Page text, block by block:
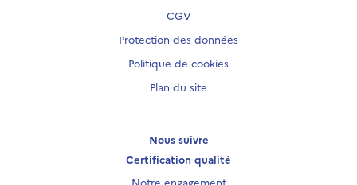
CGV
Protection des données
Politique de cookies
Plan du site
Nous suivre
Certification qualité
Notre engagement